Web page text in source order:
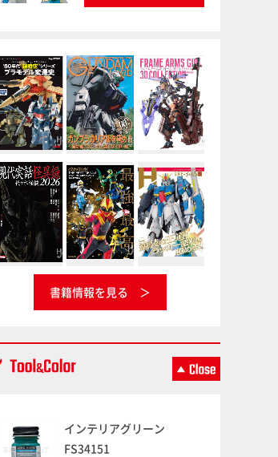
書籍情報を見る
インテリアグリーン
FS34151